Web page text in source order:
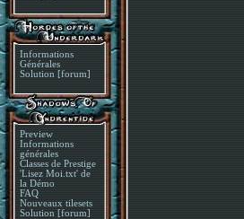
Informations
Générales
Solution [forum]
Preview
Informations
générales
Classes de Prestige
'Lisez Moi.txt' de
la Démo
FAQ
Nouveaux tilesets
Solution [forum]